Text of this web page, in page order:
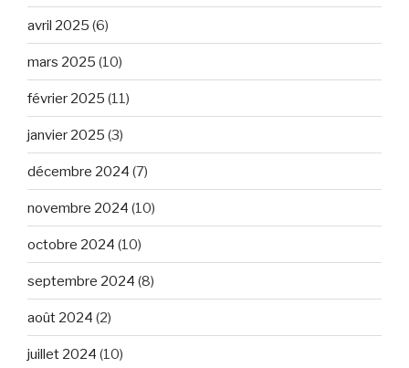
avril 2025 (6)
mars 2025 (10)
février 2025 (11)
janvier 2025 (3)
décembre 2024 (7)
novembre 2024 (10)
octobre 2024 (10)
septembre 2024 (8)
août 2024 (2)
juillet 2024 (10)